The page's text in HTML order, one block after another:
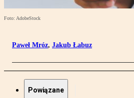
Foto: AdobeStock
Paweł Mróz, Jakub Łabuz
Powiązane